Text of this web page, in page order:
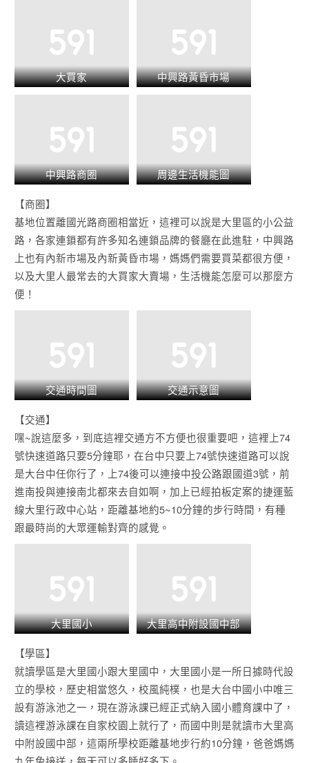
大買家 中興路黃昏市場
中興路商圈 周邊生活機能圖
【商圈】
基地位置離國光路商圈相當近，這裡可以說是大里區的小公益
路，各家連鎖都有許多知名連鎖品牌的餐廳在此進駐，中興路
上也有內新市場及內新黃昏市場，媽媽們需要買菜都很方便，
以及大里人最常去的大買家大賣場，生活機能怎麼可以那麼方
便！
交通時間圖 交通示意圖
【交通】
嘿~說這麼多，到底這裡交通方不方便也很重要吧，這裡上74
號快速道路只要5分鐘耶，在台中只要上74號快速道路可以說
是大台中任你行了，上74後可以連接中投公路跟國道3號，前
進南投與連接南北都來去自如啊，加上已經拍板定案的捷運藍
線大里行政中心站，距離基地約5~10分鐘的步行時間，有種
跟最時尚的大眾運輸對齊的感覺。
大里國小 大里高中附設國中部
【學區】
就讀學區是大里國小跟大里國中，大里國小是一所日據時代設
立的學校，歷史相當悠久，校風純樸，也是大台中國小中唯三
設有游泳池之一，現在游泳課已經正式納入國小體育課中了，
讀這裡游泳課在自家校園上就行了，而國中則是就讀市大里高
中附設國中部，這兩所學校距離基地步行約10分鐘，爸爸媽媽